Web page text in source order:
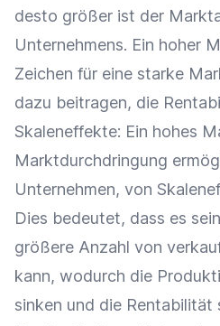
desto größer ist der
Unternehmens. Ein hoher
Zeichen für eine starke
dazu beitragen, die
Skaleneffekte: Ein hohes
Marktdurchdringung
Unternehmen, von
Dies bedeutet, dass es
größere Anzahl von
kann, wodurch die
sinken und die Rentabilität